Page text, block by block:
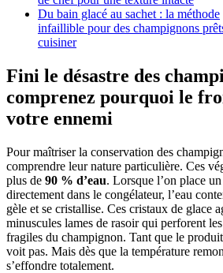
Du bain glacé au sachet : la méthode
infaillible pour des champignons
cuisiner
Fini le désastre des
comprenez pourquoi le
votre ennemi
Pour maîtriser la conservation des
comprendre leur nature particulière. Ces
plus de 90 % d’eau. Lorsque l’on place
directement dans le congélateur, l’eau
gèle et se cristallise. Ces cristaux de glace
minuscules lames de rasoir qui perforent
fragiles du champignon. Tant que le
voit pas. Mais dès que la température
s’effondre totalement.